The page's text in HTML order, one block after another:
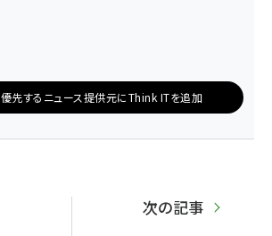
優先するニュース提供元にThink ITを追加
次の記事